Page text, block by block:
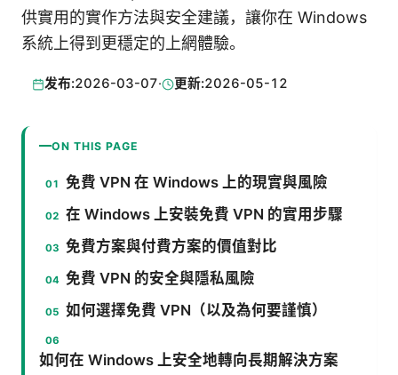
供實用的實作方法與安全建議，讓你在 Windows
系統上得到更穩定的上網體驗。
发布:2026-03-07· 更新:2026-05-12
ON THIS PAGE
免費 VPN 在 Windows 上的現實與風險
在 Windows 上安裝免費 VPN 的實用步驟
免費方案與付費方案的價值對比
免費 VPN 的安全與隱私風險
如何選擇免費 VPN（以及為何要謹慎）
如何在 Windows 上安全地轉向長期解決方案